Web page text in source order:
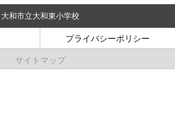
大和市立大和東小学校
プライバシーポリシー
サイトマップ